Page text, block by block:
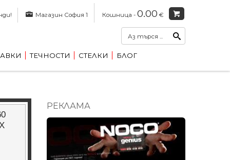
Магазин София 1 Кошница - 0.00 €
ТЕЧНОСТИ СТЕЛКИ БЛОГ
РЕКЛАМА